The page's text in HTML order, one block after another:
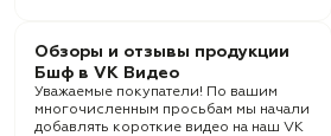
Обзоры и отзывы продукции
Бшф в VK Видео
Уважаемые покупатели! По вашим
многочисленным просьбам мы начали
добавлять короткие видео на наш VK